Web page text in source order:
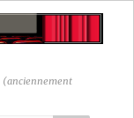
(anciennement